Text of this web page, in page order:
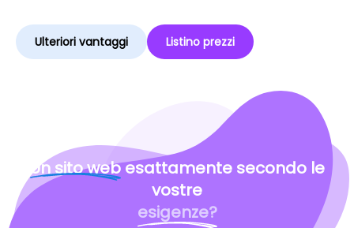
Ulteriori vantaggi Listino prezzi
Un sito webesattamente secondo le
vostre
esigenze?